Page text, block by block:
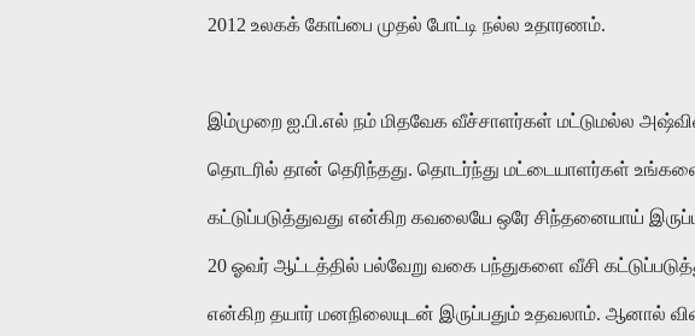
2012 உலகக் கோப்பை முதல் போட்டி நல்ல உதாரணம்.
இம்முறை ஐ.பி.எல் நம் மிதவேக வீச்சாளர்கள் மட்டுமல்ல
தொடரில் தான் தெரிந்தது. தொடர்ந்து மட்டையாளர்கள்
கட்டுப்படுத்துவது என்கிற கவலையே ஒரே சிந்தனையாய்
20 ஓவர் ஆட்டத்தில் பல்வேறு வகை பந்துகளை வீசி
என்கிற தயார் மனநிலையுடன் இருப்பதும் உதவலாம். ஆனால்